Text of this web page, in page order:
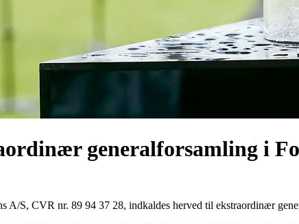
generalforsamling i
A/S, CVR nr. 89 94 37 28, indkaldes herved til ekstraordinær